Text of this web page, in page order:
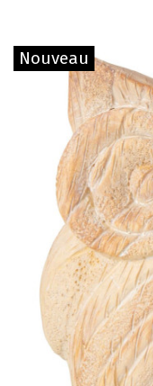
Nouveau